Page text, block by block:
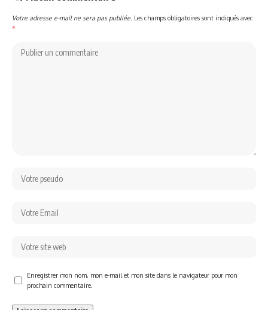
Votre adresse e-mail ne sera pas publiée. Les champs obligatoires sont indiqués avec
*
Enregistrer mon nom, mon e-mail et mon site dans le navigateur pour mon
prochain commentaire.